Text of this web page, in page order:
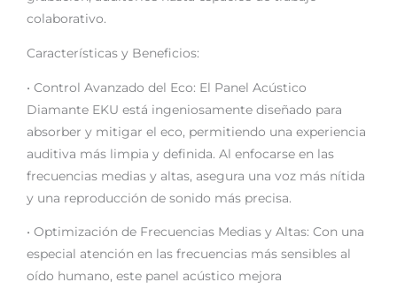
colaborativo.
Características y Beneficios:
• Control Avanzado del Eco: El Panel Acústico
Diamante EKU está ingeniosamente diseñado para
absorber y mitigar el eco, permitiendo una experiencia
auditiva más limpia y definida. Al enfocarse en las
frecuencias medias y altas, asegura una voz más nítida
y una reproducción de sonido más precisa.
• Optimización de Frecuencias Medias y Altas: Con una
especial atención en las frecuencias más sensibles al
oído humano, este panel acústico mejora